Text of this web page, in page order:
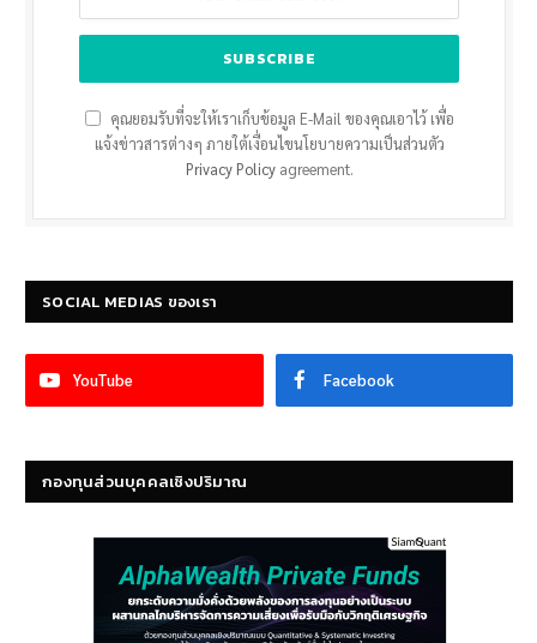
คุณยอมรับที่จะให้เราเก็บข้อมูล E-Mail ของคุณเอาไว้ เพื่อ
แจ้งข่าวสารต่างๆ ภายใต้เงื่อนไขนโยบายความเป็นส่วนตัว
Privacy Policyagreement.
SOCIAL MEDIAS ของเรา
YouTube Facebook
กองทุนส่วนบุคคลเชิงปริมาณ